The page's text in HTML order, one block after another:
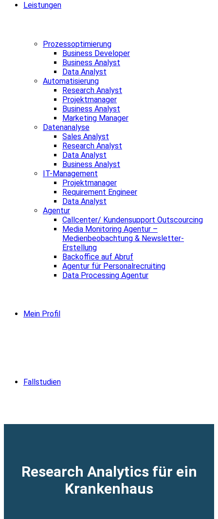
Leistungen
Prozessoptimierung
Business Developer
Business Analyst
Data Analyst
Automatisierung
Research Analyst
Projektmanager
Business Analyst
Marketing Manager
Datenanalyse
Sales Analyst
Research Analyst
Data Analyst
Business Analyst
IT-Management
Projektmanager
Requirement Engineer
Data Analyst
Agentur
Callcenter/ Kundensupport Outscourcing
Media Monitoring Agentur –
Medienbeobachtung & Newsletter-
Erstellung
Backoffice auf Abruf
Agentur für Personalrecruiting
Data Processing Agentur
Mein Profil
Fallstudien
Research Analytics für ein
Krankenhaus